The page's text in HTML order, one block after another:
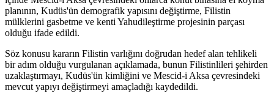
planının, Kudüs'ün demografik yapısını değiştirme, Filistin
mülklerini gasbetme ve kenti Yahudileştirme projesinin parçası
olduğu ifade edildi.
Söz konusu kararın Filistin varlığını doğrudan hedef alan tehlikeli
bir adım olduğu vurgulanan açıklamada, bunun Filistinlileri şehirden
uzaklaştırmayı, Kudüs'ün kimliğini ve Mescid-i Aksa çevresindeki
mevcut yapıyı değiştirmeyi amaçladığı kaydedildi.